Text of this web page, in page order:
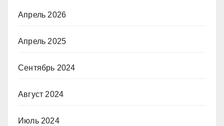
Апрель 2026
Апрель 2025
Сентябрь 2024
Август 2024
Июль 2024